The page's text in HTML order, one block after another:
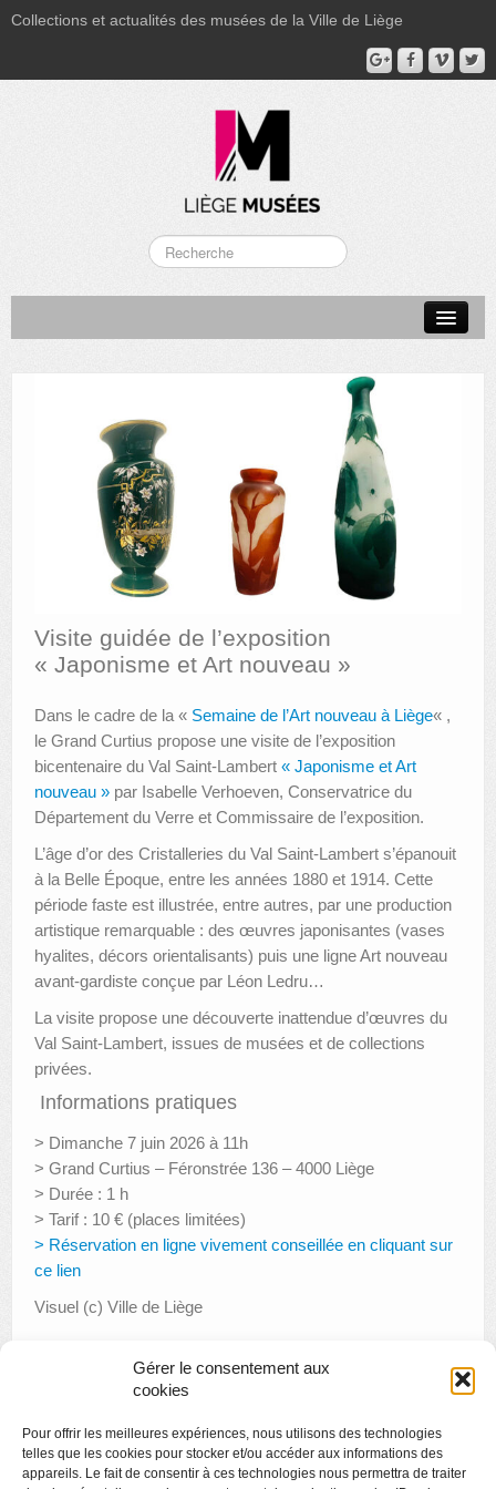
Gérer le consentement aux
cookies
Pour offrir les meilleures expériences, nous utilisons des technologies
telles que les cookies pour stocker et/ou accéder aux informations des
appareils. Le fait de consentir à ces technologies nous permettra de traiter
Collections et actualités des musées de la Ville de Liège
MUSÉE DU LUMINAIRE
FONDS PATRIMONIAUX
AUTRES LIEUX
ANIMATIONS DES MUSÉES
PUBLICATIONS
LES APPELS À PROJETS
LE PORTAIL DES COLLECTIONS
Visite guidée de l’exposition
« Japonisme et Art nouveau »
Dans le cadre de la « Semaine de l’Art nouveau à Liège« ,
le Grand Curtius propose une visite de l’exposition
bicentenaire du Val Saint-Lambert « Japonisme et Art
nouveau » par Isabelle Verhoeven, Conservatrice du
Département du Verre et Commissaire de l’exposition.
L’âge d’or des Cristalleries du Val Saint-Lambert s’épanouit
à la Belle Époque, entre les années 1880 et 1914. Cette
période faste est illustrée, entre autres, par une production
artistique remarquable : des œuvres japonisantes (vases
hyalites, décors orientalisants) puis une ligne Art nouveau
avant-gardiste conçue par Léon Ledru…
La visite propose une découverte inattendue d’œuvres du
Val Saint-Lambert, issues de musées et de collections
privées.
Informations pratiques
> Dimanche 7 juin 2026 à 11h
> Grand Curtius – Féronstrée 136 – 4000 Liège
> Durée : 1 h
> Tarif : 10 € (places limitées)
> Réservation en ligne vivement conseillée en cliquant sur
ce lien
Visuel (c) Ville de Liège
Visite « Femme et Art nouveau »
Créamusée : Fleurs de musée